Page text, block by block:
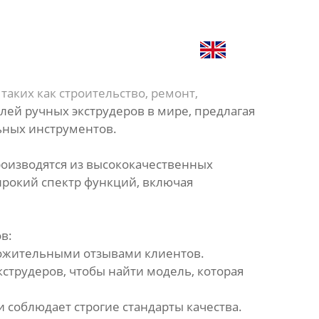
как строительство, ремонт,
ручных экструдеров в мире, предлагая
инструментов.
из высококачественных
спектр функций, включая
отзывами клиентов.
чтобы найти модель, которая
строгие стандарты качества.